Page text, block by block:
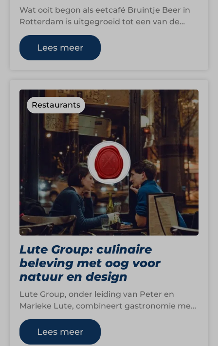
Wat ooit begon als eetcafé Bruintje Beer in
Rotterdam is uitgegroeid tot een van de
bekendste horecaconcepten van Nederland.
De…
Lees meer
Restaurants
Lute Group: culinaire
beleving met oog voor
natuur en design
Lute Group, onder leiding van Peter en
Marieke Lute, combineert gastronomie met
creativiteit, duurzaamheid en gastvrijheid.
Met restaurants zoals FÊTEVIS,…
Lees meer